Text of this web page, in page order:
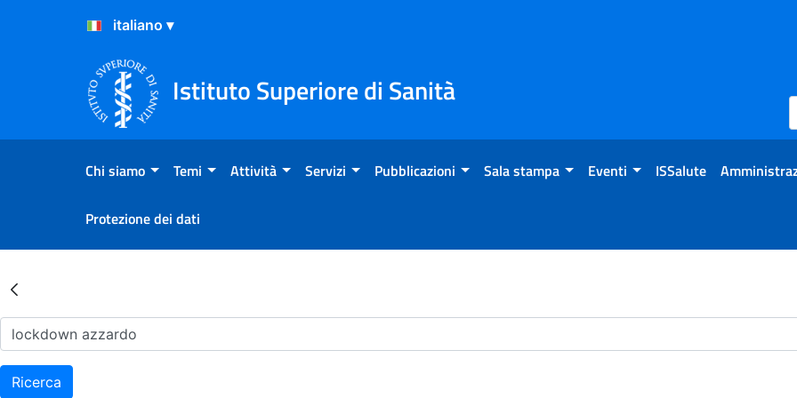
Salta al Contenuto
Salta al Footer
Istituto Superiore di Sanità
Chi siamo Temi Attività Servizi Pubblicazioni Sala stampa Eventi ISSalute
Protezione dei dati
Risultati della Ricerca - Archivio
Ricerca